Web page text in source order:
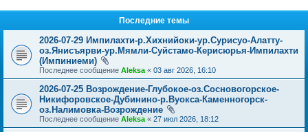
Последние темы
2026-07-29 Импилахти-р.Хихнийоки-ур.Сурисуо-Алатту-
оз.Янисъярви-ур.Мямли-Суйстамо-Керисюрья-Импилахти
(Импиниеми)
Последнее сообщение Aleksa « 03 авг 2026, 16:10
2026-07-25 Возрождение-Глубокое-оз.Сосновогорское-
Никифоровское-Дубинино-р.Вуокса-Каменногорск-
оз.Налимовка-Возрождение
Последнее сообщение Aleksa « 27 июл 2026, 18:12